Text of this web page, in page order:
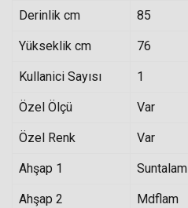
Derinlik cm 85
Yükseklik cm 76
Kullanici Sayısı 1
Özel Ölçü Var
Özel Renk Var
Ahşap 1 Suntalam
Ahşap 2 Mdflam